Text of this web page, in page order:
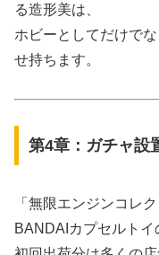
る造形美は、
ホビーとしてだけで
せ持ちます。
第4章：ガチャ設
「無限エンジンコレ
BANDAIカプセルトイ